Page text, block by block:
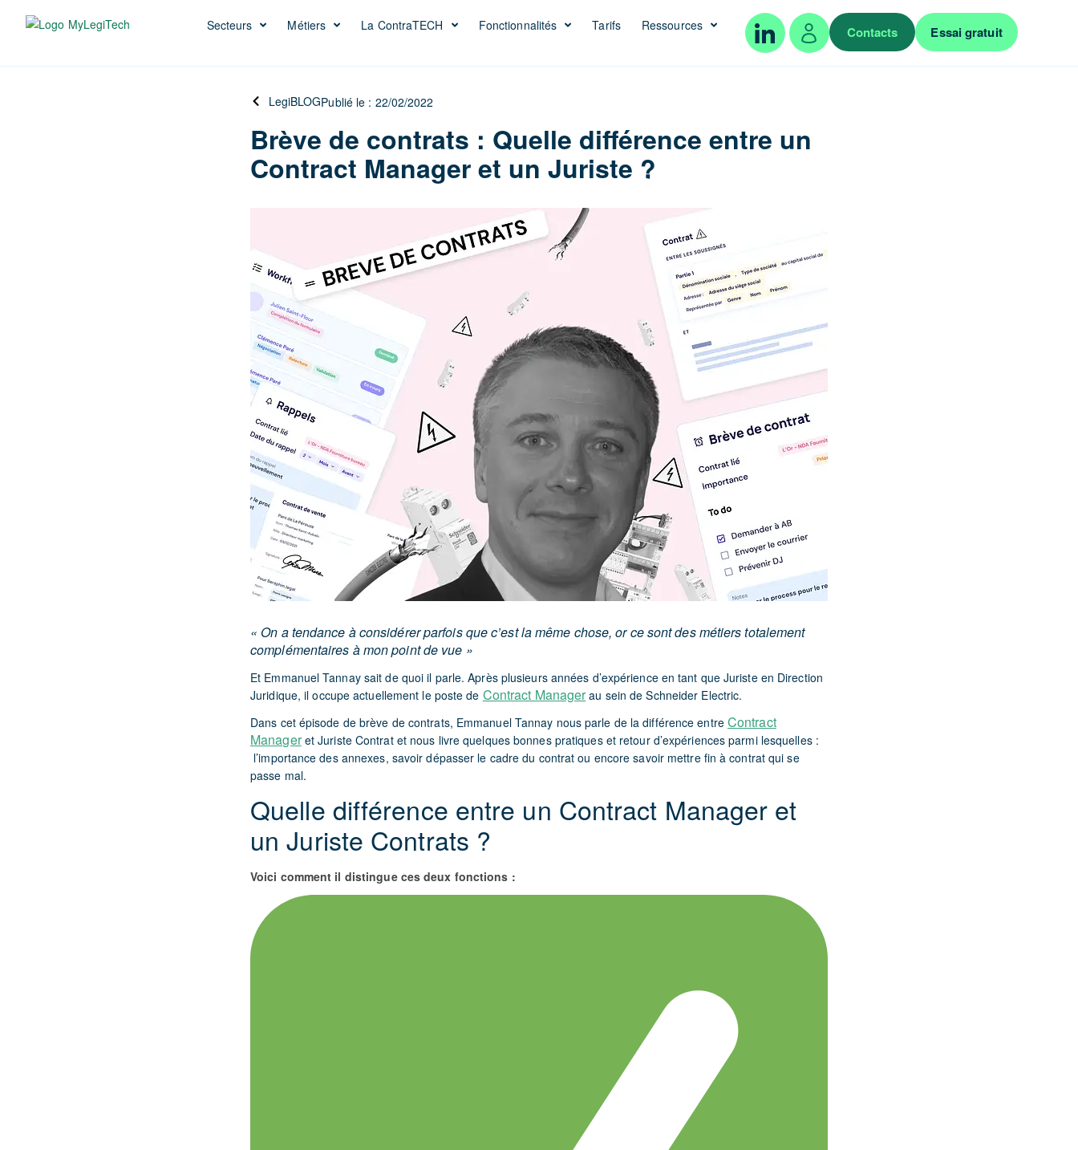
Secteurs Métiers La ContraTECH Fonctionnalités Tarifs Ressources Contacts Essai gratuit
LegiBLOGPublié le : 22/02/2022
Brève de contrats : Quelle différence entre un
Contract Manager et un Juriste ?
« On a tendance à considérer parfois que c’est la même chose, or ce sont des métiers totalement
complémentaires à mon point de vue »
Et Emmanuel Tannay sait de quoi il parle. Après plusieurs années d’expérience en tant que Juriste en Direction
Juridique, il occupe actuellement le poste de Contract Managerau sein de Schneider Electric.
Dans cet épisode de brève de contrats, Emmanuel Tannay nous parle de la différence entre Contract
Manageret Juriste Contrat et nous livre quelques bonnes pratiques et retour d’expériences parmi lesquelles :
l’importance des annexes, savoir dépasser le cadre du contrat ou encore savoir mettre fin à contrat qui se
passe mal.
Quelle différence entre un Contract Manager et
un Juriste Contrats ?
Voici comment il distingue ces deux fonctions :